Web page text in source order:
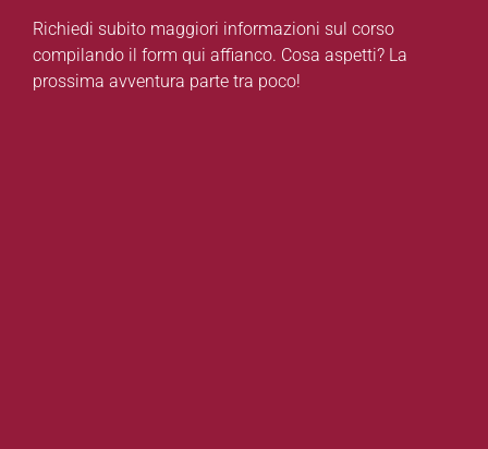
Richiedi subito maggiori informazioni sul corso
compilando il form qui affianco. Cosa aspetti? La
prossima avventura parte tra poco!